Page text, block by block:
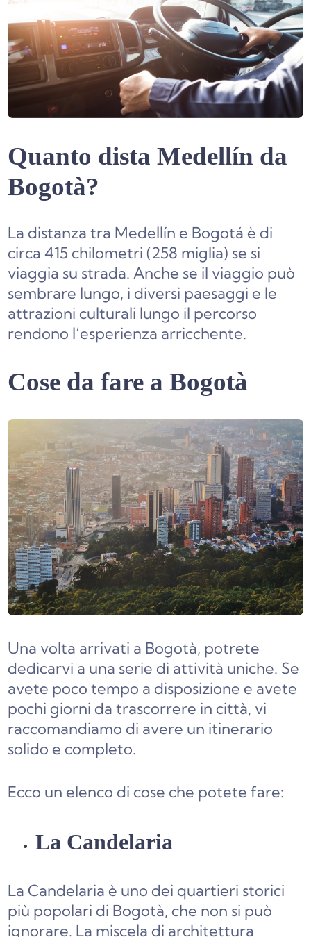
Quanto dista Medellín da
Bogotà?
La distanza tra Medellín e Bogotá è di
circa 415 chilometri (258 miglia) se si
viaggia su strada. Anche se il viaggio può
sembrare lungo, i diversi paesaggi e le
attrazioni culturali lungo il percorso
rendono l’esperienza arricchente.
Cose da fare a Bogotà
Una volta arrivati a Bogotà, potrete
dedicarvi a una serie di attività uniche. Se
avete poco tempo a disposizione e avete
pochi giorni da trascorrere in città, vi
raccomandiamo di avere un itinerario
solido e completo.
Ecco un elenco di cose che potete fare:
La Candelaria
La Candelaria è uno dei quartieri storici
più popolari di Bogotà, che non si può
ignorare. La miscela di architettura